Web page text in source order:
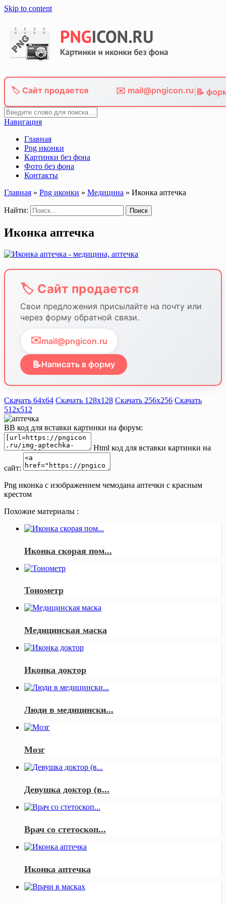
Skip to content
🏷️ Сайт продается ✉️ mail@pngicon.ru 📝
Навигация
Главная
Png иконки
Картинки без фона
Фото без фона
Контакты
Главная » Png иконки » Медицина » Иконка аптечка
Найти:
Иконка аптечка
🏷️ Сайт продается
Свои предложения присылайте на почту или
через форму обратной связи.
✉️mail@pngicon.ru
📝Написать в форму
Скачать 64х64 Скачать 128х128 Скачать 256х256 Скачать
512х512
BB код для вставки картинки на форум:
Html код для вставки картинки на
сайт:
Png иконка с изображением чемодана аптечки с красным
крестом
Похожие материалы :
Иконка скорая пом...
Тонометр
Медицинская маска
Иконка доктор
Люди в медицински...
Мозг
Девушка доктор (в...
Врач со стетоскоп...
Иконка аптечка